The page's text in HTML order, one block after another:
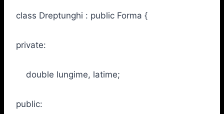
class Dreptunghi : public Forma {
private:
double lungime, latime;
public: